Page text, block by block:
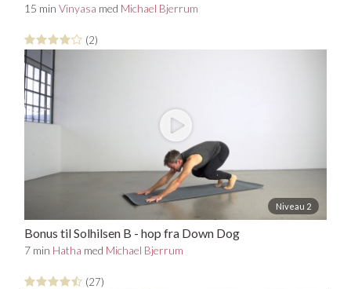
15 minVinyasa med Michael Bjerrum
(2)
Niveau 2
Bonus til Solhilsen B - hop fra Down Dog
7 min Hatha med Michael Bjerrum
(27)